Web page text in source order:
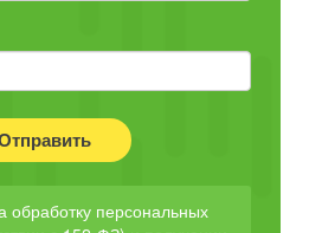
персональных